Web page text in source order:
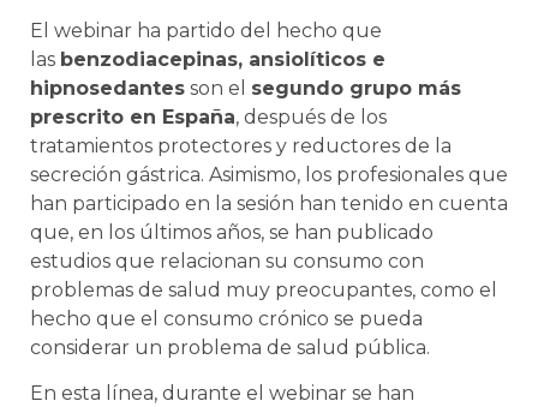
El webinar ha partido del hecho que
las benzodiacepinas, ansiolíticos e
hipnosedantes son el segundo grupo más
prescrito en España, después de los
tratamientos protectores y reductores de la
secreción gástrica. Asimismo, los profesionales que
han participado en la sesión han tenido en cuenta
que, en los últimos años, se han publicado
estudios que relacionan su consumo con
problemas de salud muy preocupantes, como el
hecho que el consumo crónico se pueda
considerar un problema de salud pública.
En esta línea, durante el webinar se han